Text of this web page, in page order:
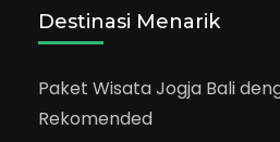
Destinasi Menarik
Paket Wisata Jogja Bali
Rekomended